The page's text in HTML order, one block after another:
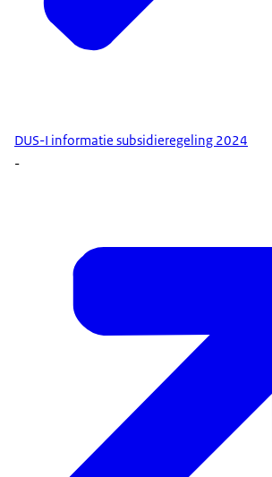
DUS-I informatie subsidieregeling 2024
-